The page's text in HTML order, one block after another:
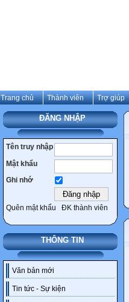
Trang chủ Thành viên Trợ giúp
ĐĂNG NHẬP
Tên truy nhập
Mật khẩu
Ghi nhớ
Quên mật khẩu ĐK thành viên
THÔNG TIN
Văn bản mới
Tin tức - Sự kiện